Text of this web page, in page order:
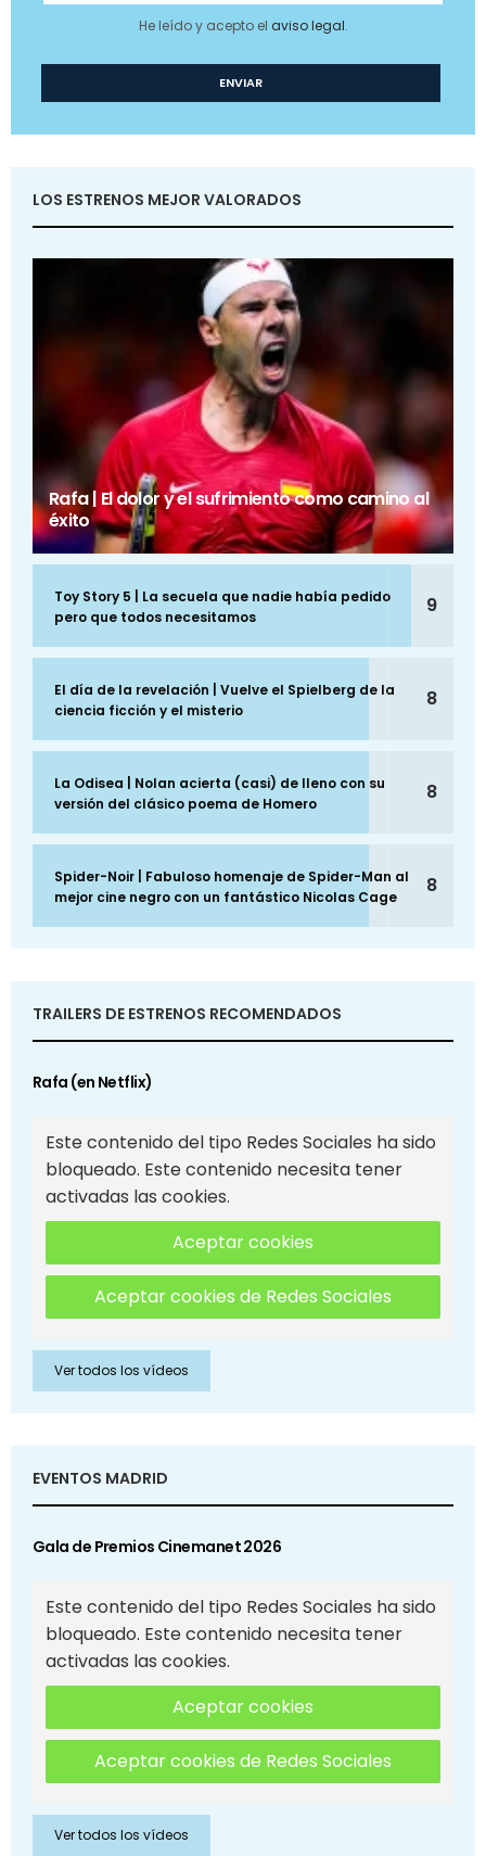
He leído y acepto el aviso legal.
LOS ESTRENOS MEJOR VALORADOS
Rafa | El dolor y el sufrimiento como camino al
éxito
Toy Story 5 | La secuela que nadie había pedido
pero que todos necesitamos
9
El día de la revelación | Vuelve el Spielberg de la
ciencia ficción y el misterio
8
La Odisea | Nolan acierta (casi) de lleno con su
versión del clásico poema de Homero
8
Spider-Noir | Fabuloso homenaje de Spider-Man al
mejor cine negro con un fantástico Nicolas Cage
8
TRAILERS DE ESTRENOS RECOMENDADOS
Rafa (en Netflix)
Este contenido del tipo Redes Sociales ha sido
bloqueado. Este contenido necesita tener
activadas las cookies.
Aceptar cookies
Aceptar cookies de Redes Sociales
Ver todos los vídeos
EVENTOS MADRID
Gala de Premios Cinemanet 2026
Este contenido del tipo Redes Sociales ha sido
bloqueado. Este contenido necesita tener
activadas las cookies.
Aceptar cookies
Aceptar cookies de Redes Sociales
Ver todos los vídeos